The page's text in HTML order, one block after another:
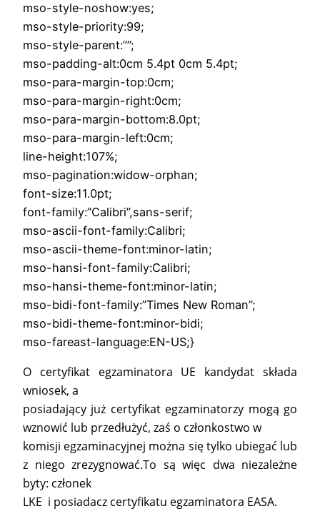
mso-style-noshow:yes;
mso-style-priority:99;
mso-style-parent:””;
mso-padding-alt:0cm 5.4pt 0cm 5.4pt;
mso-para-margin-top:0cm;
mso-para-margin-right:0cm;
mso-para-margin-bottom:8.0pt;
mso-para-margin-left:0cm;
line-height:107%;
mso-pagination:widow-orphan;
font-size:11.0pt;
font-family:”Calibri”,sans-serif;
mso-ascii-font-family:Calibri;
mso-ascii-theme-font:minor-latin;
mso-hansi-font-family:Calibri;
mso-hansi-theme-font:minor-latin;
mso-bidi-font-family:”Times New Roman”;
mso-bidi-theme-font:minor-bidi;
mso-fareast-language:EN-US;}
O certyfikat egzaminatora UE kandydat składa
wniosek, a
posiadający już certyfikat egzaminatorzy mogą go
wznowić lub przedłużyć, zaś o członkostwo w
komisji egzaminacyjnej można się tylko ubiegać lub
z niego zrezygnować.To są więc dwa niezależne
byty: członek
LKE i posiadacz certyfikatu egzaminatora EASA.